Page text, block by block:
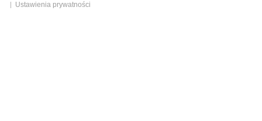
Ustawienia prywatności